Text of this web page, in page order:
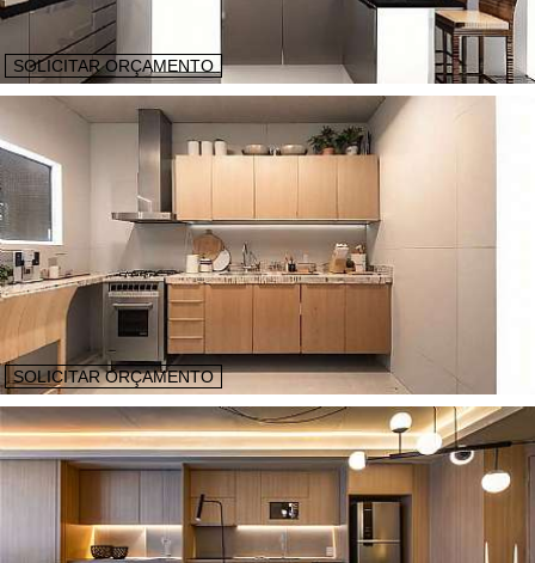
SOLICITAR ORÇAMENTO
SOLICITAR ORÇAMENTO